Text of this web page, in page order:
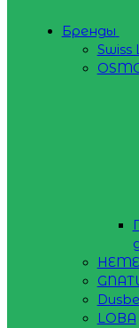
Бренды
Swiss
LOBA